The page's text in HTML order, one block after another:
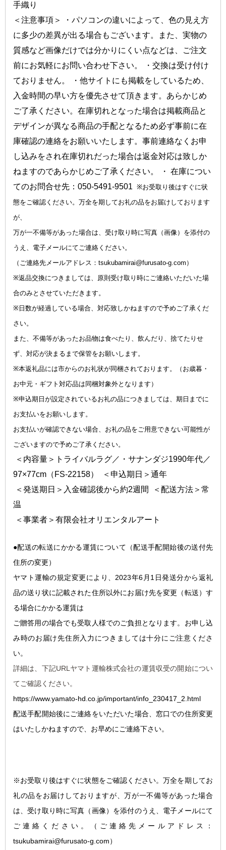
手織り
＜注意事項＞
・パソコンの違いによって、色の見え方
に多少の差異が出る場合もございます。また、実物の
質感など画像だけでは分かりにくい点などは、ご注文
前にお気軽にお問い合わせ下さい。 ・交換は受け付け
ておりません。 ・他サイトにも掲載をしているため、
入金時間の早い方を優先させて頂きます。あらかじめ
ご了承ください。在庫切れとなった場合は掲載商品と
デザインが異なる商品の手配となるため必ず事前に在
庫確認の連絡をお願いいたします。事前連絡なくお申
し込みをされ在庫切れだった場合は返金対応は致しか
ねますのであらかじめご了承ください。 ・ 在庫につい
てのお問合せ先：050-5491-9501 ※お受取り後はすぐに状
態をご確認ください。万全を期してお礼の品をお届けしております
が、
万が一不備等があった場合は、受け取り時に写真（画像）を添付の
うえ、電子メールにてご連絡ください。
（ご連絡先メールアドレス：tsukubamirai@furusato-g.com）
※返品交換につきましては、原則受け取り時にご連絡いただいた場
合のみとさせていただきます。
※日数が経過している場合、対応致しかねますので予めご了承くだ
さい。
また、不備等があったお品物は食べたり、飲んだり、捨てたりせ
ず、対応が決まるまで保管をお願いします。
※本返礼品には市からのお礼状が同梱されております。（お歳暮・
お中元・ギフト対応品は同梱対象外となります）
※申込期日が設定されているお礼の品につきましては、期日までに
お支払いをお願いします。
お支払いが確認できない場合、お礼の品をご用意できない可能性が
ございますので予めご了承ください。
97×77cm（FS-22158）  ＜申込期日＞通年
温
＜事業者＞有限会社オリエンタルアート
●配送の転送にかかる運賃について（配送手配開始後の送付先
住所の変更）
ヤマト運輸の規定変更により、2023年6月1日発送分から返礼
品の送り状に記載された住所以外にお届け先を変更（転送）す
る場合にかかる運賃は
ご贈答用の場合でも受取人様でのご負担となります。お申し込
み時のお届け先住所入力につきましては十分にご注意くださ
い。
詳細は、下記URLヤマト運輸株式会社の運賃収受の開始につい
てご確認ください。
https://www.yamato-hd.co.jp/important/info_230417_2.html
配送手配開始後にご連絡をいただいた場合、窓口での住所変更
はいたしかねますので、お早めにご連絡下さい。
※お受取り後はすぐに状態をご確認ください。万全を期してお
礼の品をお届けしておりますが、万が一不備等があった場合
は、受け取り時に写真（画像）を添付のうえ、電子メールにて
ご連絡ください。
（ご連絡先メールアドレス：
tsukubamirai@furusato-g.com）